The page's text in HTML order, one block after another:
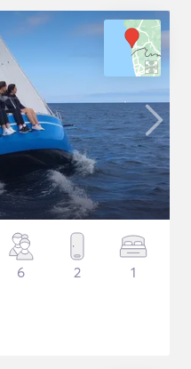
6 2 1